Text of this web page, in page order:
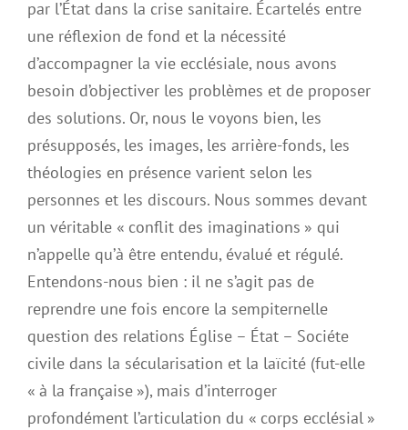
par l’État dans la crise sanitaire. Écartelés entre
une réflexion de fond et la nécessité
d’accompagner la vie ecclésiale, nous avons
besoin d’objectiver les problèmes et de proposer
des solutions. Or, nous le voyons bien, les
présupposés, les images, les arrière-fonds, les
théologies en présence varient selon les
personnes et les discours. Nous sommes devant
un véritable « conflit des imaginations » qui
n’appelle qu’à être entendu, évalué et régulé.
Entendons-nous bien : il ne s’agit pas de
reprendre une fois encore la sempiternelle
question des relations Église – État – Sociéte
civile dans la sécularisation et la laïcité (fut-elle
« à la française »), mais d’interroger
profondément l’articulation du « corps ecclésial »